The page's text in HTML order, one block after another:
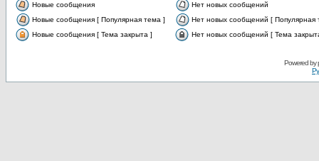
Новые сообщения
Нет новых сообщений
Новые сообщения [ Популярная тема ]
Нет новых сообщений [ Популярная
Новые сообщения [ Тема закрыта ]
Нет новых сообщений [ Тема
Powered by